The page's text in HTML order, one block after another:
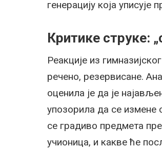
генерацију која уписује
Критике струке:
Реакције из
речено, резервисане.
оценила је да је
упозорила да се измене
се градиво предмета
учионица, и какве ће